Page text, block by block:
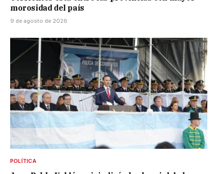
morosidad del país
9 de agosto de 2026
POLÍTICA